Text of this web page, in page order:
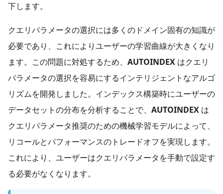
下します。
クエリパラメータの選択には多くのドメイン固有の知識が
必要であり、これによりユーザーの学習曲線が大きくなり
ます。この問題に対処するため、 AUTOINDEX はクエリ
パラメータの選択を容易にするインテリジェントなアルゴ
リズムを開発しました。インデックス構築時にユーザーの
データセットの分布を分析することで、 AUTOINDEX は
クエリパラメータ推奨のための機械学習モデルによって、
リコールとパフォーマンスのトレードオフを実現します。
これにより、ユーザーはクエリパラメータを手動で設定す
る必要がなくなります。